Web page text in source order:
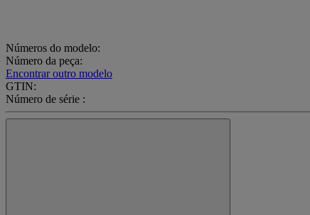
Números do modelo:
Número da peça:
Encontrar outro modelo
GTIN:
Número de série :